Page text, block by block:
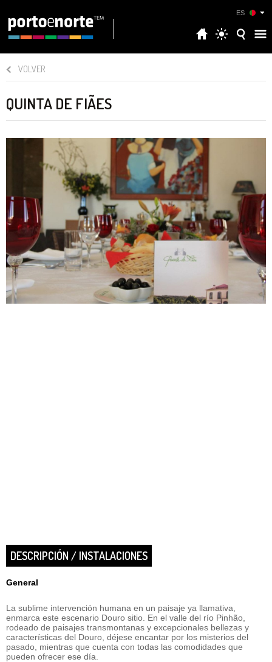
ES
VOLVER
QUINTA DE FIÃES
DESCRIPCIÓN / INSTALACIONES
General
La sublime intervención humana en un paisaje ya llamativa,
enmarca este escenario Douro sitio. En el valle del río Pinhão,
rodeado de paisajes transmontanas y excepcionales bellezas y
características del Douro, déjese encantar por los misterios del
pasado, mientras que cuenta con todas las comodidades que
pueden ofrecer ese día.